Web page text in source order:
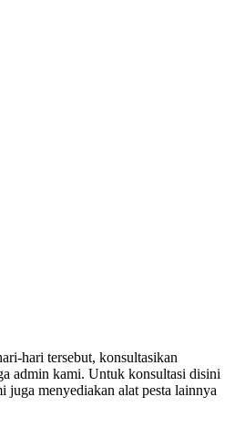
hari tersebut, konsultasikan
admin kami. Untuk konsultasi disini
juga menyediakan alat pesta lainnya